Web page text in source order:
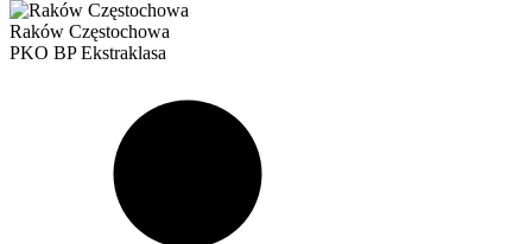
Raków Częstochowa
PKO BP Ekstraklasa